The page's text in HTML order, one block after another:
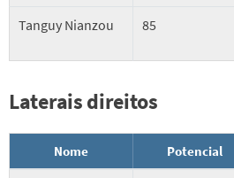
Tanguy Nianzou 85
Laterais direitos
Nome Potencial